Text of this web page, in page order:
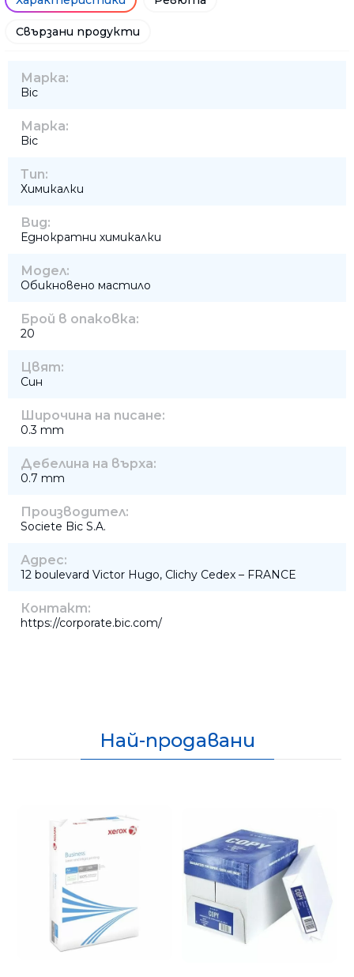
Свързани продукти
Марка:
Bic
Марка:
Bic
Тип:
Химикалки
Вид:
Еднократни химикалки
Модел:
Обикновено мастило
Брой в опаковка:
20
Цвят:
Син
Широчина на писане:
0.3 mm
Дебелина на върха:
0.7 mm
Производител:
Societe Bic S.A.
Адрес:
12 boulevard Victor Hugo, Clichy Cedex – FRANCE
Контакт:
https://corporate.bic.com/
Най-продавани